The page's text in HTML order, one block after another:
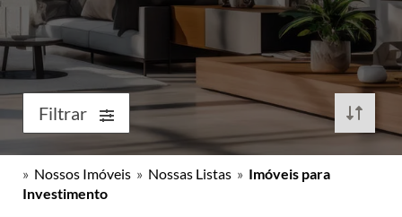
Filtrar
» Nossos Imóveis » Nossas Listas » Imóveis para
Investimento